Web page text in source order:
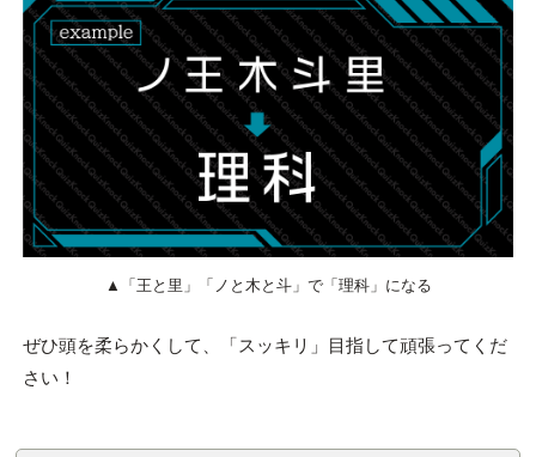
▲「王と里」「ノと木と斗」で「理科」になる
ぜひ頭を柔らかくして、「スッキリ」目指して頑張ってくだ
さい！